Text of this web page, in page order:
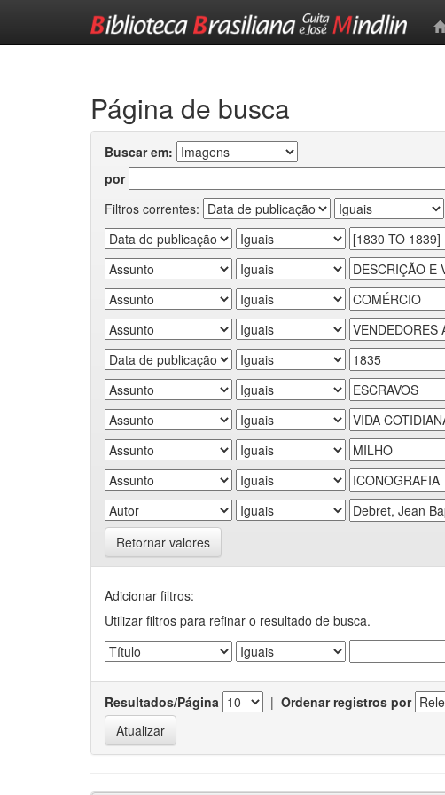
Página de busca
Buscar em:
por
Filtros correntes:
Retornar valores
Adicionar filtros:
Utilizar filtros para refinar o resultado de busca.
Resultados/Página | Ordenar registros por